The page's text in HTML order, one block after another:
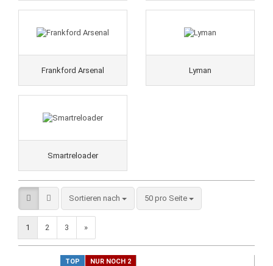
Frankford Arsenal Lyman
Smartreloader
Sortieren nach 50 pro Seite
1 2 3 »
TOP NUR NOCH 2